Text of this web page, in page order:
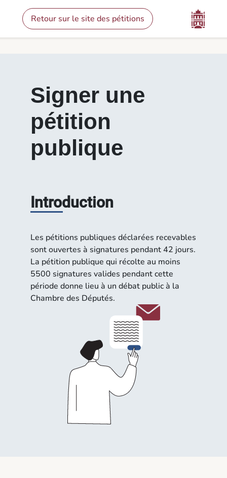
Signer une pétition - Pétitions
Retour sur le site des pétitions
Signer une
pétition
publique
Introduction
Les pétitions publiques déclarées recevables
sont ouvertes à signatures pendant 42 jours.
La pétition publique qui récolte au moins
5500 signatures valides pendant cette
période donne lieu à un débat public à la
Chambre des Députés.